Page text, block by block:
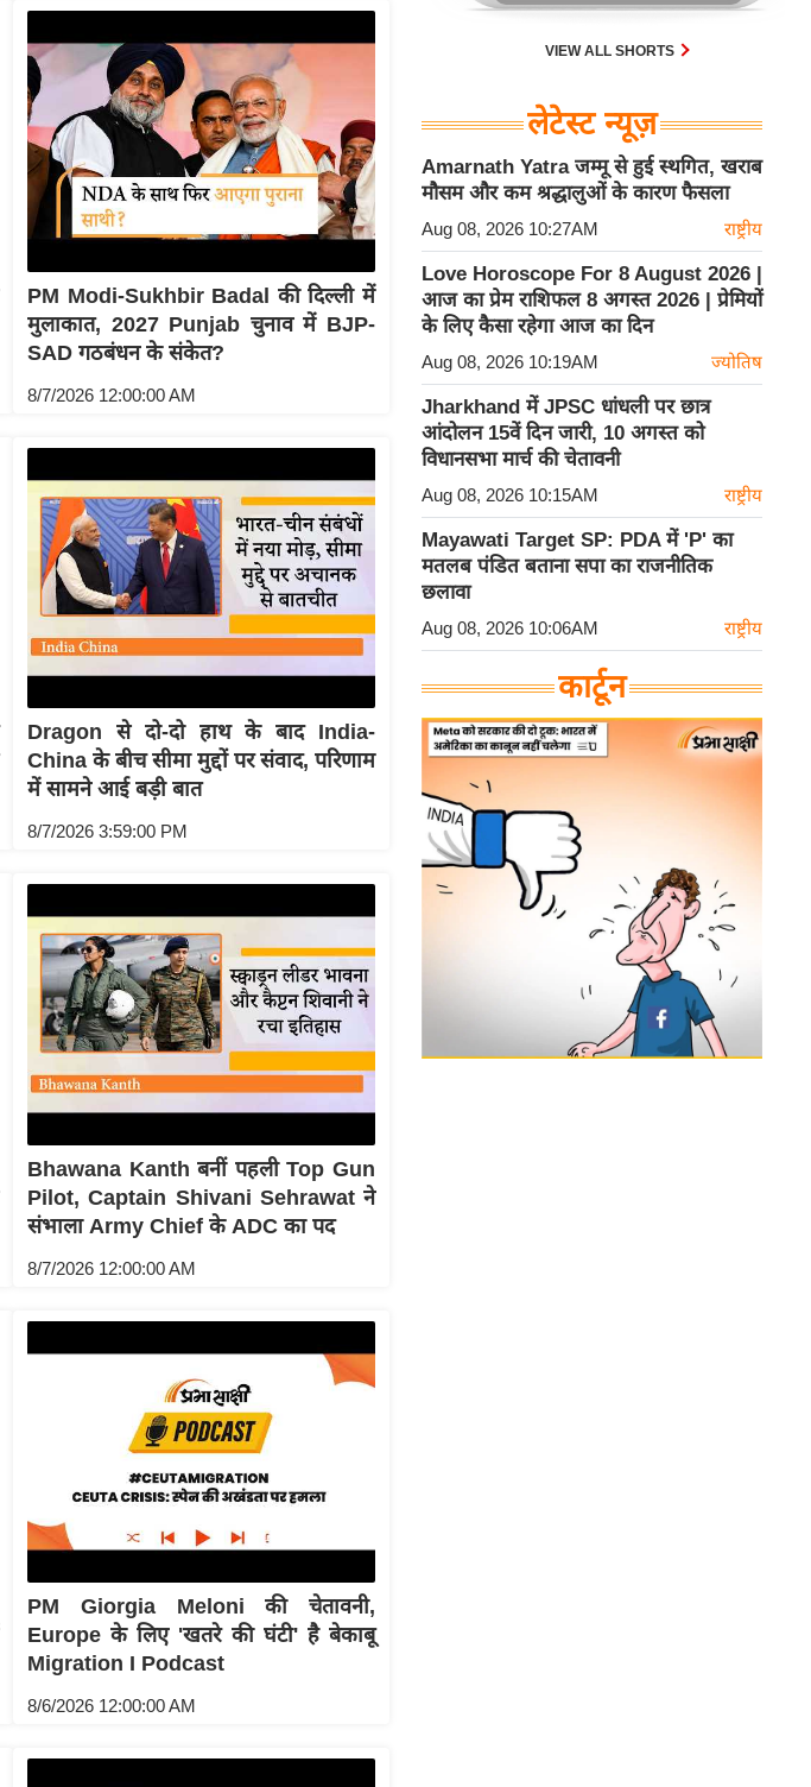
PM Modi-Sukhbir Badal की दिल्ली में
मुलाकात, 2027 Punjab चुनाव में BJP-
SAD गठबंधन के संकेत?
8/7/2026 12:00:00 AM
Dragon से दो-दो हाथ के बाद India-
China के बीच सीमा मुद्दों पर संवाद, परिणाम
में सामने आई बड़ी बात
8/7/2026 3:59:00 PM
Bhawana Kanth बनीं पहली Top Gun
Pilot, Captain Shivani Sehrawat ने
संभाला Army Chief के ADC का पद
8/7/2026 12:00:00 AM
PM Giorgia Meloni की चेतावनी,
Europe के लिए 'खतरे की घंटी' है बेकाबू
Migration I Podcast
8/6/2026 12:00:00 AM
VIEW ALL SHORTS
लेटेस्ट न्यूज़
Amarnath Yatra जम्मू से हुई स्थगित, खराब
मौसम और कम श्रद्धालुओं के कारण फैसला
Aug 08, 2026 10:27AM राष्ट्रीय
Love Horoscope For 8 August 2026 |
आज का प्रेम राशिफल 8 अगस्त 2026 | प्रेमियों
के लिए कैसा रहेगा आज का दिन
Aug 08, 2026 10:19AM ज्योतिष
Jharkhand में JPSC धांधली पर छात्र
आंदोलन 15वें दिन जारी, 10 अगस्त को
विधानसभा मार्च की चेतावनी
Aug 08, 2026 10:15AM राष्ट्रीय
Mayawati Target SP: PDA में 'P' का
मतलब पंडित बताना सपा का राजनीतिक
छलावा
Aug 08, 2026 10:06AM राष्ट्रीय
कार्टून